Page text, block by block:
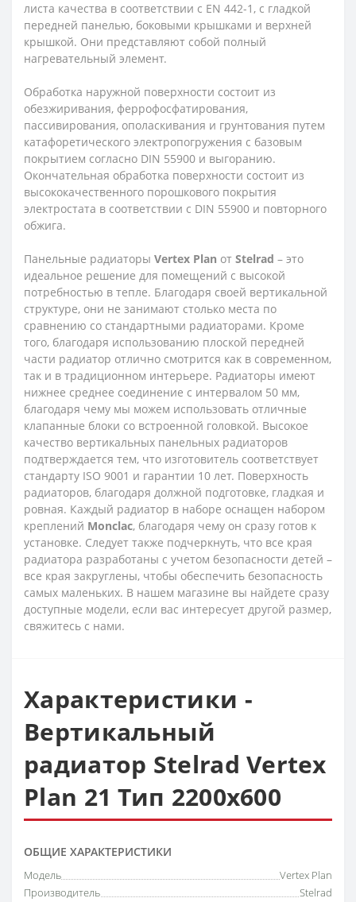
листа качества в соответствии с EN 442-1, с гладкой
передней панелью, боковыми крышками и верхней
крышкой. Они представляют собой полный
нагревательный элемент.
Обработка наружной поверхности состоит из
обезжиривания, феррофосфатирования,
пассивирования, ополаскивания и грунтования путем
катафоретического электропогружения с базовым
покрытием согласно DIN 55900 и выгоранию.
Окончательная обработка поверхности состоит из
высококачественного порошкового покрытия
электростата в соответствии с DIN 55900 и повторного
обжига.
Панельные радиаторы Vertex Plan от Stelrad – это
идеальное решение для помещений с высокой
потребностью в тепле. Благодаря своей вертикальной
структуре, они не занимают столько места по
сравнению со стандартными радиаторами. Кроме
того, благодаря использованию плоской передней
части радиатор отлично смотрится как в современном,
так и в традиционном интерьере. Радиаторы имеют
нижнее среднее соединение с интервалом 50 мм,
благодаря чему мы можем использовать отличные
клапанные блоки со встроенной головкой. Высокое
качество вертикальных панельных радиаторов
подтверждается тем, что изготовитель соответствует
стандарту ISO 9001 и гарантии 10 лет. Поверхность
радиаторов, благодаря должной подготовке, гладкая и
ровная. Каждый радиатор в наборе оснащен набором
креплений Monclac, благодаря чему он сразу готов к
установке. Следует также подчеркнуть, что все края
радиатора разработаны с учетом безопасности детей –
все края закруглены, чтобы обеспечить безопасность
самых маленьких. В нашем магазине вы найдете сразу
доступные модели, если вас интересует другой размер,
свяжитесь с нами.
Характеристики -
Вертикальный
радиатор Stelrad Vertex
Plan 21 Тип 2200х600
ОБЩИЕ ХАРАКТЕРИСТИКИ
Модель
Vertex Plan
Производитель
Stelrad